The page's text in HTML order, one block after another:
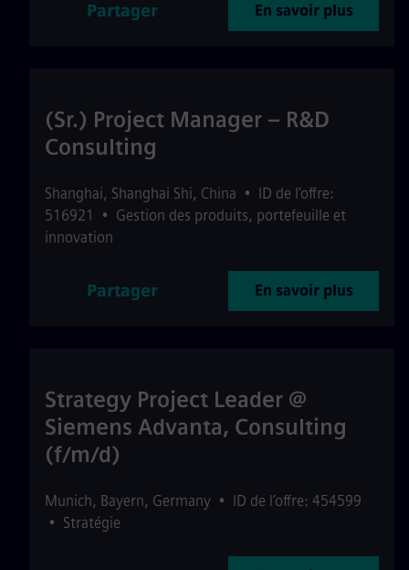
Partager En savoir plus
(Sr.) Project Manager – R&D
Consulting
Shanghai, Shanghai Shi, China • ID de l’offre:
516921
• Gestion des produits, portefeuille et
innovation
Partager En savoir plus
Strategy Project Leader @
Siemens Advanta, Consulting
(f/m/d)
Munich, Bayern, Germany • ID de l’offre: 454599
• Stratégie